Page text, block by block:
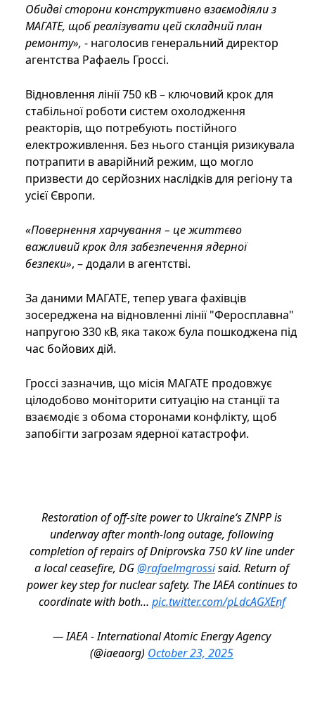
Обидві сторони конструктивно взаємодіяли з
МАГАТЕ, щоб реалізувати цей складний план
ремонту», - наголосив генеральний директор
агентства Рафаель Гроссі.
Відновлення лінії 750 кВ – ключовий крок для
стабільної роботи систем охолодження
реакторів, що потребують постійного
електроживлення. Без нього станція ризикувала
потрапити в аварійний режим, що могло
призвести до серйозних наслідків для регіону та
усієї Європи.
«Повернення харчування – це життєво
важливий крок для забезпечення ядерної
безпеки», – додали в агентстві.
За даними МАГАТЕ, тепер увага фахівців
зосереджена на відновленні лінії "Феросплавна"
напругою 330 кВ, яка також була пошкоджена під
час бойових дій.
Гроссі зазначив, що місія МАГАТЕ продовжує
цілодобово моніторити ситуацію на станції та
взаємодіє з обома сторонами конфлікту, щоб
запобігти загрозам ядерної катастрофи.
Restoration of off-site power to Ukraine‘s ZNPP is
underway after month-long outage, following
completion of repairs of Dniprovska 750 kV line under
a local ceasefire, DG@rafaelmgrossisaid. Return of
power key step for nuclear safety. The IAEA continues to
coordinate with both… pic.twitter.com/pLdcAGXEnf
— IAEA - International Atomic Energy Agency
(@iaeaorg) October 23, 2025